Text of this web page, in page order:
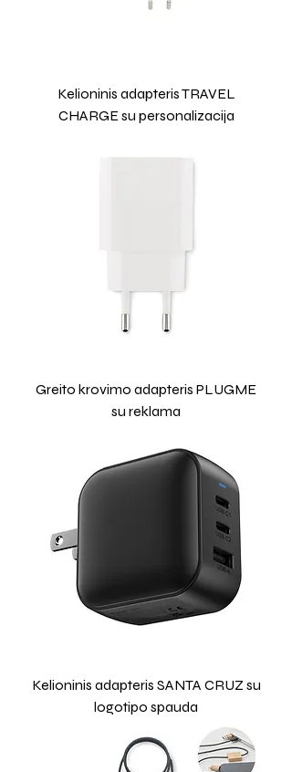
Kelioninis adapteris TRAVEL
CHARGE su personalizacija
Greito krovimo adapteris PLUGME
su reklama
Kelioninis adapteris SANTA CRUZ su
logotipo spauda